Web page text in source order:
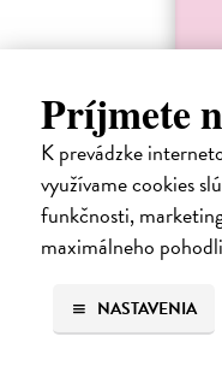
Príjmete
K prevádzke
využívame cookies
funkčnosti,
maximálneho
NASTAVENIA
Ariol 4
Guibert Emmanuel|
PEŤULA je krásna a ako
a vo svojich myšlienkach
predstavuje, ako jej hovorí,
17,10 €